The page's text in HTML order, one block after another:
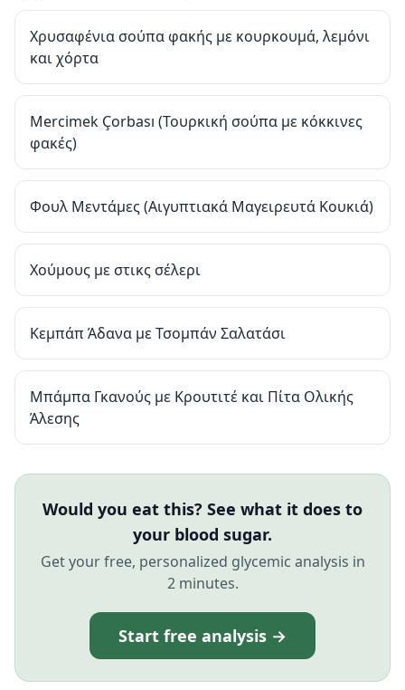
Χρυσαφένια σούπα φακής με κουρκουμά, λεμόνι
και χόρτα
Mercimek Çorbası (Τουρκική σούπα με κόκκινες
φακές)
Φουλ Μεντάμες (Αιγυπτιακά Μαγειρευτά Κουκιά)
Χούμους με στικς σέλερι
Κεμπάπ Άδανα με Τσομπάν Σαλατάσι
Μπάμπα Γκανούς με Κρουτιτέ και Πίτα Ολικής
Άλεσης
Would you eat this? See what it does to
your blood sugar.
Get your free, personalized glycemic analysis in
2 minutes.
Start free analysis →